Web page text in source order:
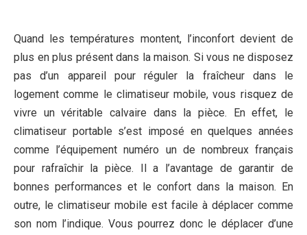
Quand les températures montent, l’inconfort devient de
plus en plus présent dans la maison. Si vous ne disposez
pas d’un appareil pour réguler la fraîcheur dans le
logement comme le climatiseur mobile, vous risquez de
vivre un véritable calvaire dans la pièce. En effet, le
climatiseur portable s’est imposé en quelques années
comme l’équipement numéro un de nombreux français
pour rafraîchir la pièce. Il a l’avantage de garantir de
bonnes performances et le confort dans la maison. En
outre, le climatiseur mobile est facile à déplacer comme
son nom l’indique. Vous pourrez donc le déplacer d’une